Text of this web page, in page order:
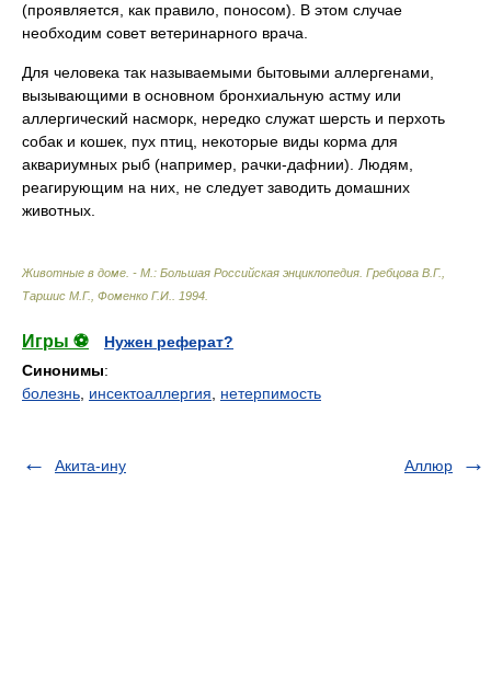
(проявляется, как правило, поносом). В этом случае
необходим совет ветеринарного врача.
Для человека так называемыми бытовыми аллергенами,
вызывающими в основном бронхиальную астму или
аллергический насморк, нередко служат шерсть и перхоть
собак и кошек, пух птиц, некоторые виды корма для
аквариумных рыб (например, рачки-дафнии). Людям,
реагирующим на них, не следует заводить домашних
животных.
Животные в доме. - М.: Большая Российская энциклопедия Гребцова В.Г.,
Таршис М.Г., Фоменко Г.И.
1994
Игры ⚽
Нужен реферат?
Синонимы:
болезнь инсектоаллергия нетерпимость
Акита-ину Аллюр